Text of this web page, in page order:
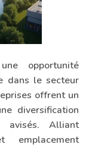
opportunité
dans le secteur
offrent un
diversification
avisés. Alliant
emplacement